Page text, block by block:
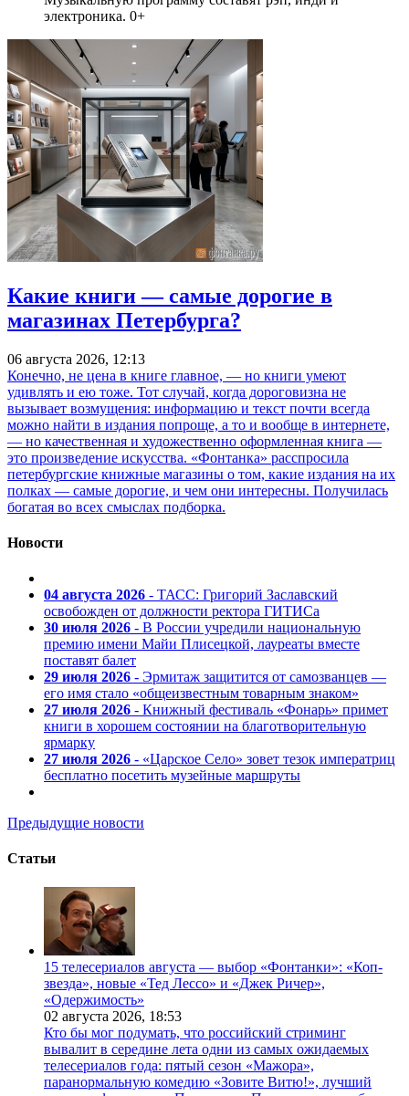
электроника. 0+
Какие книги — самые дорогие в
магазинах Петербурга?
06 августа 2026, 12:13
Конечно, не цена в книге главное, — но книги умеют
удивлять и ею тоже. Тот случай, когда дороговизна не
вызывает возмущения: информацию и текст почти всегда
можно найти в издания попроще, а то и вообще в интернете,
— но качественная и художественно оформленная книга —
это произведение искусства. «Фонтанка» расспросила
петербургские книжные магазины о том, какие издания на их
полках — самые дорогие, и чем они интересны. Получилась
богатая во всех смыслах подборка.
Новости
04 августа 2026 - ТАСС: Григорий Заславский
освобожден от должности ректора ГИТИСа
30 июля 2026 - В России учредили национальную
премию имени Майи Плисецкой, лауреаты вместе
поставят балет
29 июля 2026 - Эрмитаж защитится от самозванцев —
его имя стало «общеизвестным товарным знаком»
27 июля 2026 - Книжный фестиваль «Фонарь» примет
книги в хорошем состоянии на благотворительную
ярмарку
27 июля 2026 - «Царское Село» зовет тезок императриц
бесплатно посетить музейные маршруты
Предыдущие новости
Статьи
15 телесериалов августа — выбор «Фонтанки»: «Коп-
звезда», новые «Тед Лессо» и «Джек Ричер»,
«Одержимость»
02 августа 2026, 18:53
Кто бы мог подумать, что российский стриминг
вывалит в середине лета одни из самых ожидаемых
телесериалов года: пятый сезон «Мажора»,
паранормальную комедию «Зовите Витю!», лучший